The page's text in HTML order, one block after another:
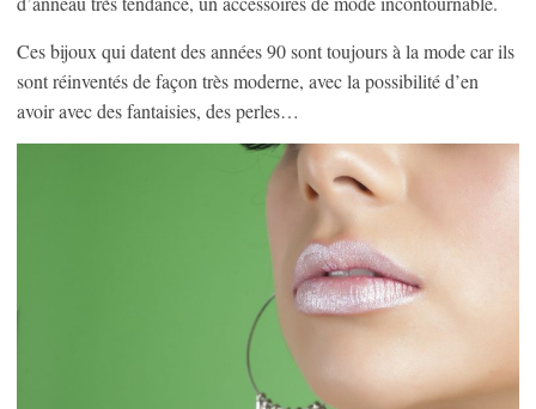
Ces bijoux qui datent des années 90 sont toujours à la mode car ils
sont réinventés de façon très moderne, avec la possibilité d’en
avoir avec des fantaisies, des perles…